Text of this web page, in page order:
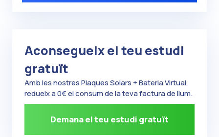
Aconsegueix el teu estudi
gratuït
Amb les nostres Plaques Solars + Bateria Virtual,
redueix a 0€ el consum de la teva factura de llum.
Demana el teu estudi gratuït